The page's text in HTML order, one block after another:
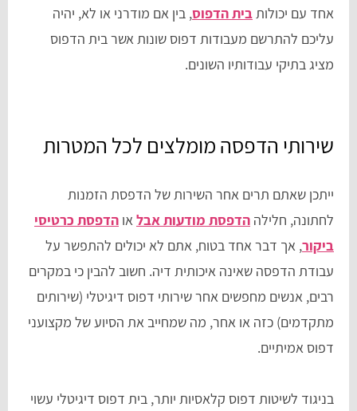
אחד עם יכולותבית הדפוס, בין אם מודרני או לא, יהיה
עליכם להתרשם מעבודות דפוס שונות אשר בית הדפוס
מציג בתיקי עבודותיו השונים.
שירותי הדפסה מומלצים לכל המטרות
ייתכן שאתם תרים אחר השירות של הדפסת הזמנות
לחתונה, חלילה הדפסת מודעות אבלאו הדפסת כרטיסי
ביקור, אך דבר אחד בטוח, אתם לא יכולים להתפשר על
עבודת הדפסה שאינה איכותית דיה. חשוב להבין כי במקרים
רבים, אנשים מחפשים אחר שירותי דפוס דיגיטלי (שירותים
מתקדמים) כזה או אחר, מה שמחייב את הסיוע של מקצועני
דפוס אמיתיים.
בניגוד לשיטות דפוס קלאסיות יותר, בית דפוס דיגיטלי עשוי